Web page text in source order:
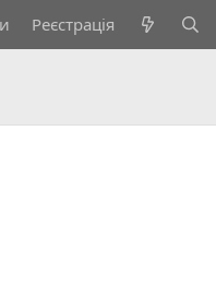
Реєстрація